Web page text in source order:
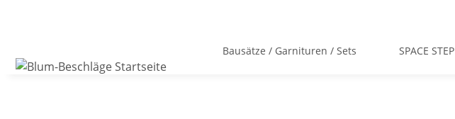
Bausätze / Garnituren / Sets SPACE STEP